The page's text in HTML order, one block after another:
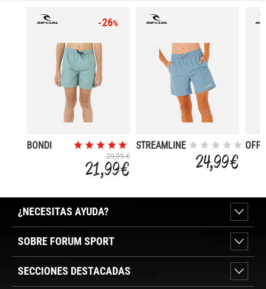
-26%
BONDI
29,99 €
21,99 €
STREAMLINE
24,99 €
¿NECESITAS AYUDA?
SOBRE FORUM SPORT
SECCIONES DESTACADAS